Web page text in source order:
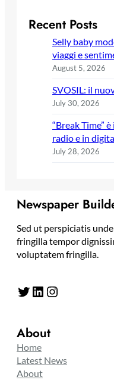
Recent Posts
Selly baby
viaggi e
August 5, 2026
SVOSIL: il
July 30, 2026
“Break Time”
radio e in
July 28, 2026
Newspaper
Sed ut perspiciatis
fringilla tempor
voluptatem fringilla.
Twitter LinkedIn Instagram
About
Home
Latest News
About